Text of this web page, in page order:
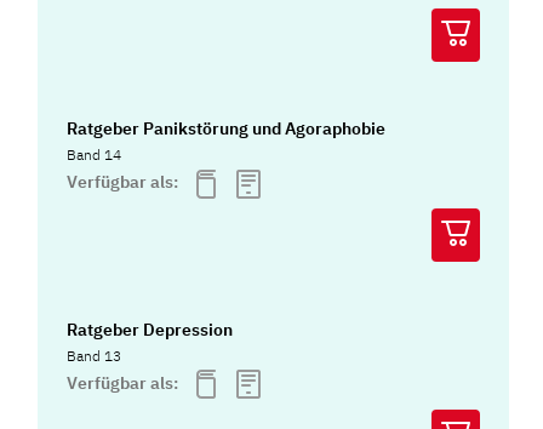
Ratgeber Panikstörung und Agoraphobie
Band 14
Verfügbar als:
Ratgeber Depression
Band 13
Verfügbar als: